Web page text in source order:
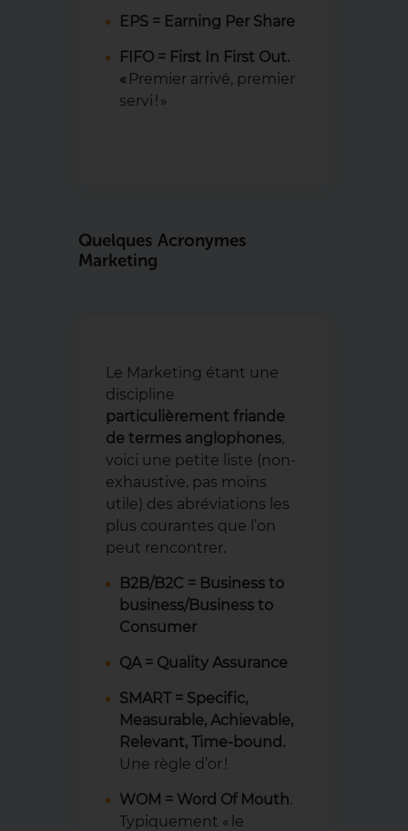
EPS = Earning Per Share
FIFO = First In First Out.
« Premier arrivé, premier
servi ! »
Quelques Acronymes
Marketing
Le Marketing étant une
discipline
particulièrement friande
de termes anglophones,
voici une petite liste (non-
exhaustive, pas moins
utile) des abréviations les
plus courantes que l’on
peut rencontrer.
B2B/B2C = Business to
business/Business to
Consumer
QA = Quality Assurance
SMART = Specific,
Measurable, Achievable,
Relevant, Time-bound.
Une règle d’or !
WOM = Word Of Mouth.
Typiquement « le